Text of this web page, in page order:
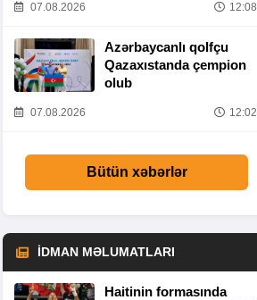
07.08.2026 12:08
Azərbaycanlı qolfçu
Qazaxıstanda çempion
olub
07.08.2026 12:02
Bütün xəbərlər
İDMAN MƏLUMATLARI
Haitinin formasında